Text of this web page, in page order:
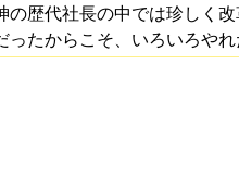
の歴代社長の中では珍しく
ったからこそ、いろいろや